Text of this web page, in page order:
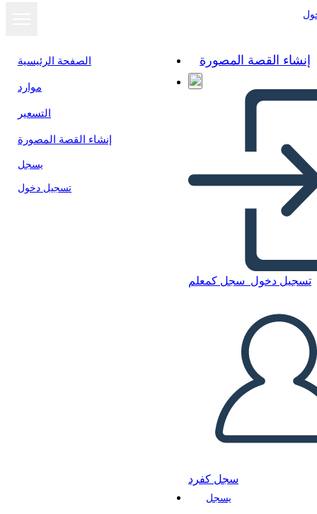
الصفحة الرئيسية
موارد
التسعير
إنشاء القصة المصورة
يسجل
تسجيل دخول
إنشاء القصة المصورة
تسجيل دخول سجل كمعلم
سجل كفرد
يسجل
Medio Ambiente y Cultura de